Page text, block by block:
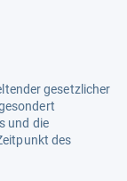
gesetzlicher
und die
des